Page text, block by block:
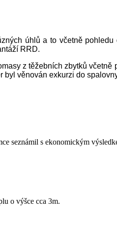
úhlů a to včetně
RRD.
z těžebních zbytků včetně
věnován exkurzi do
seznámil s ekonomickým
o výšce cca 3m.